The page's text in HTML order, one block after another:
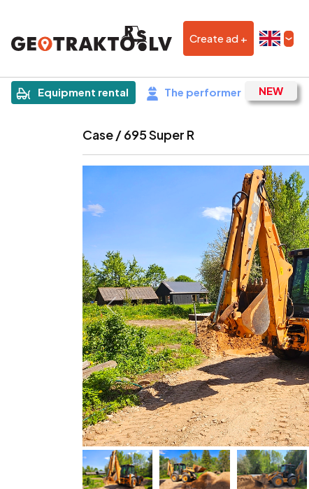
Create ad +
Equipment rental The performer
|Sludinājums
Case / 695 Super R